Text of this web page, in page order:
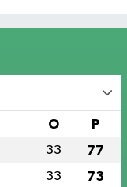
O P
33 77
33 73